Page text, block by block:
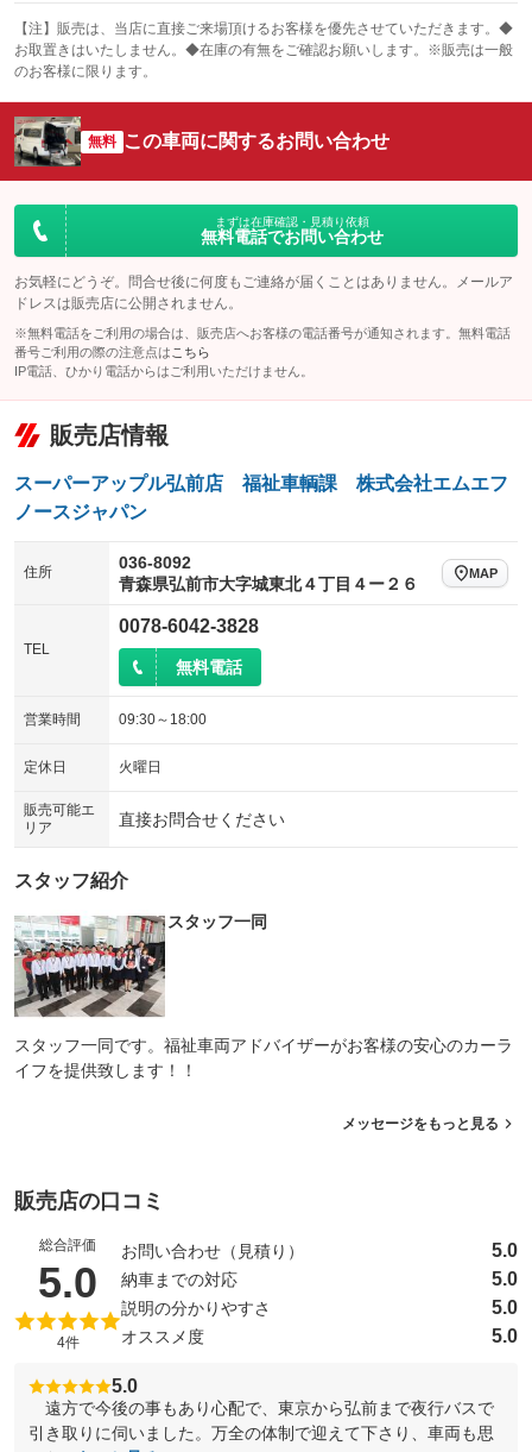
ダウンヒルアシストコントロール
：装備なし
パワーウィンドウ
アイドリングストップ
：装備なし ：装備あり
USB入力端子
：装備なし
100V電源
：装備なし クリーンディーゼル
センターデフロック
：装備なし
クラッチレス
：装備なし ヒッチメンバー
坂道発進補助装置
：装備なし レンタカーアップ
：装備なし
展示・試乗車
：装備なし
：装備あり
アルミホイール
：装備なし
キーレス
：装備あり LEDヘッドランプ
：装備なし
HID(キセノンライト)
バックカメラ
：装備あり ：装備なし
エアロ
：装備なし ：装備なし
ローダウン
：装備なし ランフラットタイヤ
パワーシート
：装備なし 3列シート
：装備なし
ベンチシート フルフラットシート
チップアップシート
：装備なし
ウォークスルー
：装備なし
シートエアコン 全周囲カメラ
：装備なし
サイドカメラ
：装備なし
エアサスペンション
装備略号／用語解説
：装備なし ：装備なし
手動運転装置
：装備なし
移動入浴車
：装備なし ストレッチャー
：装備なし
装備略号／用語解説
【注】販売は、当店に直接ご来場頂けるお客様を優先させていただきます。◆
お取置きはいたしません。◆在庫の有無をご確認お願いします。※販売は一般
のお客様に限ります。
無料 この車両に関するお問い合わせ
まずは在庫確認・見積り依頼
無料電話でお問い合わせ
お気軽にどうぞ。問合せ後に何度もご連絡が届くことはありません。メールア
ドレスは販売店に公開されません。
※無料電話をご利用の場合は、販売店へお客様の電話番号が通知されます。無料電話
番号ご利用の際の注意点は こちら
IP電話、ひかり電話からはご利用いただけません。
販売店情報
スーパーアップル弘前店 福祉車輌課 株式会社エムエフ
ノースジャパン
住所
036-8092
青森県弘前市大字城東北４丁目４ー２６
MAP
TEL
0078-6042-3828
無料電話
営業時間 09:30～18:00
定休日 火曜日
販売可能エ
リア
直接お問合せください
スタッフ紹介
スタッフ一同
スタッフ一同です。福祉車両アドバイザーがお客様の安心のカーラ
イフを提供致します！！
メッセージをもっと見る
販売店の口コミ
総合評価
5.0 （5点満点中）
4件
お問い合わせ（見積り） 5.0
納車までの対応 5.0
説明の分かりやすさ 5.0
オススメ度 5.0
5.0
遠方で今後の事もあり心配で、東京から弘前まで夜行バスで
引き取りに伺いました。万全の体制で迎えて下さり、車両も思